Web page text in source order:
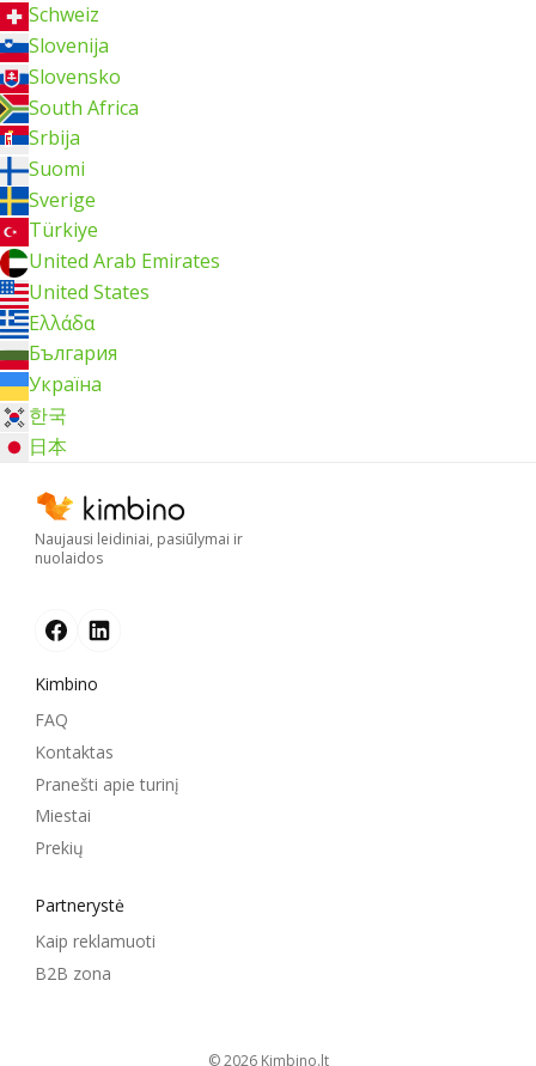
Schweiz
Slovenija
Slovensko
South Africa
Srbija
Suomi
Sverige
Türkiye
United Arab Emirates
United States
Ελλάδα
България
Україна
한국
日本
Naujausi leidiniai, pasiūlymai ir
nuolaidos
Kimbino
FAQ
Kontaktas
Pranešti apie turinį
Miestai
Prekių
Partnerystė
Kaip reklamuoti
B2B zona
© 2026 kimbino.lt